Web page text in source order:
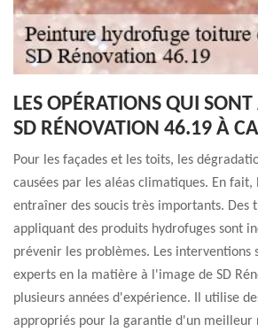
LES OPÉRATIONS QUI
SD RÉNOVATION 46.19 À
Pour les façades et les toits, les
causées par les aléas climatiques. En
entraîner des soucis très importants. Des
appliquant des produits hydrofuges sont
prévenir les problèmes. Les interventions
experts en la matière à l'image de SD
plusieurs années d'expérience. Il utilise
appropriés pour la garantie d'un meilleur